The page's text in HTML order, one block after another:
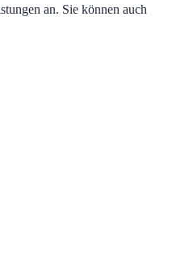
an. Sie können auch